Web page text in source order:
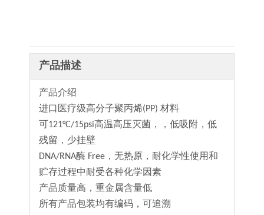
产品描述
产品介绍
进口医疗级高分子聚丙烯(PP) 材料
可121°C/15psi高温高压灭菌，，低吸附，低
残留，少挂壁
DNA/RNA酶 Free，无热原，耐化学性使用和
贮存过程中耐受各种化学因素
产品质量高，重金属含量低
所有产品包装均有编码，可追溯